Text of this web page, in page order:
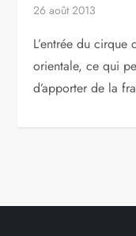
26 août 2013
L’entrée du
orientale, ce qui
d’apporter de la